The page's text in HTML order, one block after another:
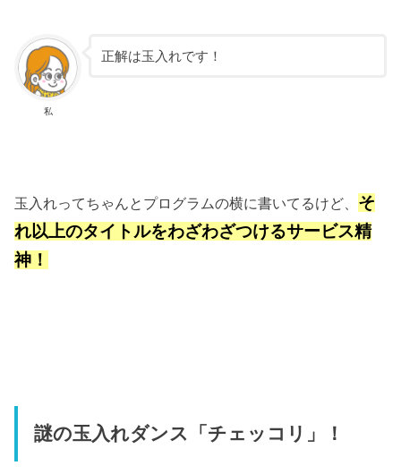
私
正解は玉入れです！
玉入れってちゃんとプログラムの横に書いてるけど、 そ
れ以上のタイトルをわざわざつけるサービス精
神！
謎の玉入れダンス「チェッコリ」！